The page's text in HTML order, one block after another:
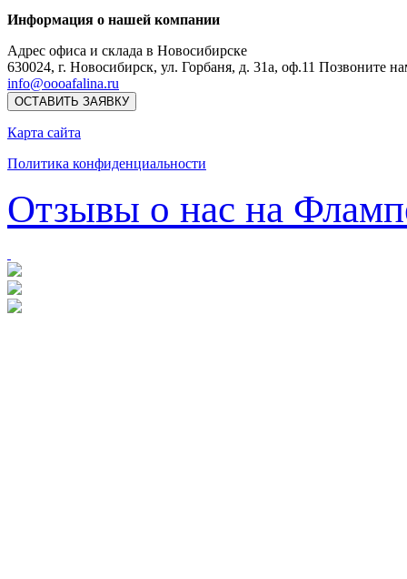
Информация о нашей компании
Адрес офиса и склада в Новосибирске
630024, г. Новосибирск, ул. Горбаня, д. 31а, оф.11 Позвоните
info@oooafalina.ru
ОСТАВИТЬ ЗАЯВКУ
Карта сайта
Политика конфиденциальности
Отзывы о нас на